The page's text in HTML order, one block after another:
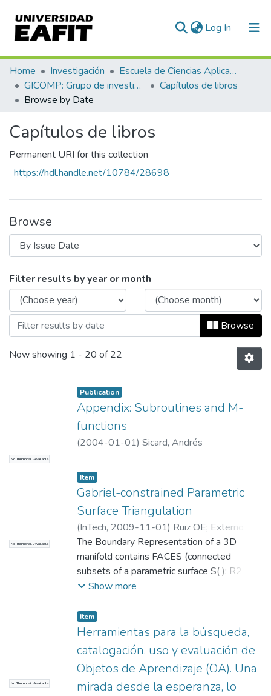
Log In (current)
Communities & Collections
All of DSpace
Home Investigación
Escuela de Ciencias Aplicadas e Ingeniería
GICOMP: Grupo de investigación en computación
Capítulos de libros
Browse by Date
Capítulos de libros
Permanent URI for this collection
https://hdl.handle.net/10784/28698
Browse
Browsing Capítulos de libros by Issue
Filter results by year or month
Browse
Now showing 1 - 20 of 22
No Thumbnail Available
Publication
Appendix: Subroutines and M-
functions
(2004-01-01) Sicard, Andrés
No Thumbnail Available
Item
Gabriel-constrained Parametric
Surface Triangulation
(InTech, 2009-11-01) Ruiz OE; Externo
Otras Dependencias;Cadavid, C.;Lalinde
Pulido, J.G.;Externo Otras Dependencias
Beatriz Defez-Garcia;Ricardo Serrano;Ruiz
OE;Externo Otras Dependencias
Dependencias
Ricardo Serrano;Universidad EAFIT.
Departamento de Ingeniería de Sistemas
I+D+I en Tecnologías de la Información y las
Comunicaciones
The Boundary Representation of a 3D
manifold contains FACES (connected
subsets of a parametric surface S( ): R2 ->
R3). In many science and engineering
algebraically difficult to deal with the
polynomial
Show more
No Thumbnail Available
Item
Herramientas para la búsqueda,
catalogación, uso y evaluación de
Objetos de Aprendizaje (OA). Una
mirada desde la esperanza, lo